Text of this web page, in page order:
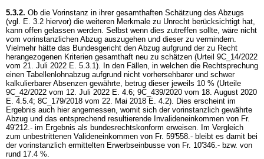
5.3.2. Ob die Vorinstanz in ihrer gesamthaften Schätzung des Abzugs
(vgl. E. 3.2 hiervor) die weiteren Merkmale zu Unrecht berücksichtigt hat,
kann offen gelassen werden. Selbst wenn dies zutreffen sollte, wäre nicht
vom vorinstanzlichen Abzug auszugehen und dieser zu vermindern.
Vielmehr hätte das Bundesgericht den Abzug aufgrund der zu Recht
herangezogenen Kriterien gesamthaft neu zu schätzen (Urteil 9C_14/2022
vom 21. Juli 2022 E. 5.3.1). In den Fällen, in welchen die Rechtsprechung
einen Tabellenlohnabzug aufgrund nicht vorhersehbarer und schwer
kalkulierbarer Absenzen gewährte, betrug dieser jeweils 10 % (Urteile
9C_42/2022 vom 12. Juli 2022 E. 4.6; 9C_439/2020 vom 18. August 2020
E. 4.5.4; 8C_179/2018 vom 22. Mai 2018 E. 4.2). Dies erscheint im
Ergebnis auch hier angemessen, womit sich der vorinstanzlich gewährte
Abzug und das entsprechend resultierende Invalideneinkommen von Fr.
49'212.- im Ergebnis als bundesrechtskonform erweisen. Im Vergleich
zum unbestrittenen Valideneinkommen von Fr. 59'558.- bleibt es damit bei
der vorinstanzlich ermittelten Erwerbseinbusse von Fr. 10'346.- bzw. von
rund 17.4 %.